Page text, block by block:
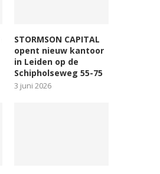
STORMSON CAPITAL
opent nieuw kantoor
in Leiden op de
Schipholseweg 55-75
3 juni 2026